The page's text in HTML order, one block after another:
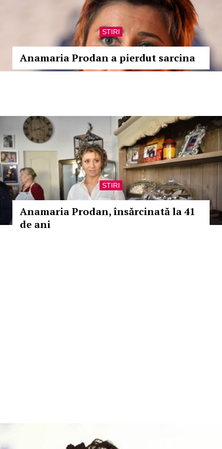
STIRI
Anamaria Prodan a pierdut sarcina
STIRI
Anamaria Prodan, însărcinată la 41
de ani